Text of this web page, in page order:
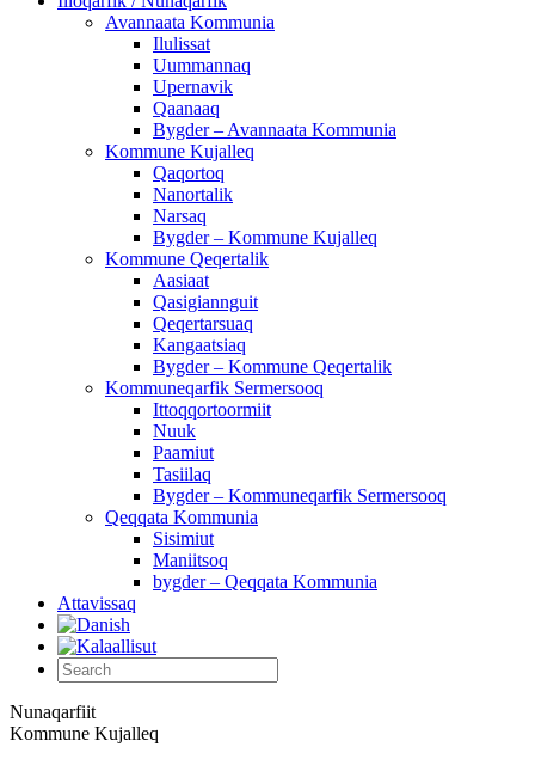
Avannaata Kommunia
Ilulissat
Uummannaq
Upernavik
Qaanaaq
Bygder – Avannaata Kommunia
Kommune Kujalleq
Qaqortoq
Nanortalik
Narsaq
Bygder – Kommune Kujalleq
Kommune Qeqertalik
Aasiaat
Qasigiannguit
Qeqertarsuaq
Kangaatsiaq
Bygder – Kommune Qeqertalik
Kommuneqarfik Sermersooq
Ittoqqortoormiit
Nuuk
Paamiut
Tasiilaq
Bygder – Kommuneqarfik Sermersooq
Qeqqata Kommunia
Sisimiut
Maniitsoq
bygder – Qeqqata Kommunia
Attavissaq
Nunaqarfiit
Kommune Kujalleq